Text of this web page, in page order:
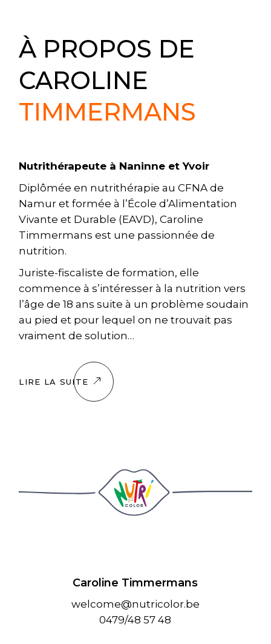
À PROPOS DE
CAROLINE
TIMMERMANS
Nutrithérapeute à Naninne et Yvoir
Diplômée en nutrithérapie au CFNA de
Namur et formée à l’École d’Alimentation
Vivante et Durable (EAVD), Caroline
Timmermans est une passionnée de
nutrition.
Juriste-fiscaliste de formation, elle
commence à s’intéresser à la nutrition vers
l’âge de 18 ans suite à un problème soudain
au pied et pour lequel on ne trouvait pas
vraiment de solution…
LIRE LA SUITE
Caroline Timmermans
welcome@nutricolor.be
0479/48 57 48